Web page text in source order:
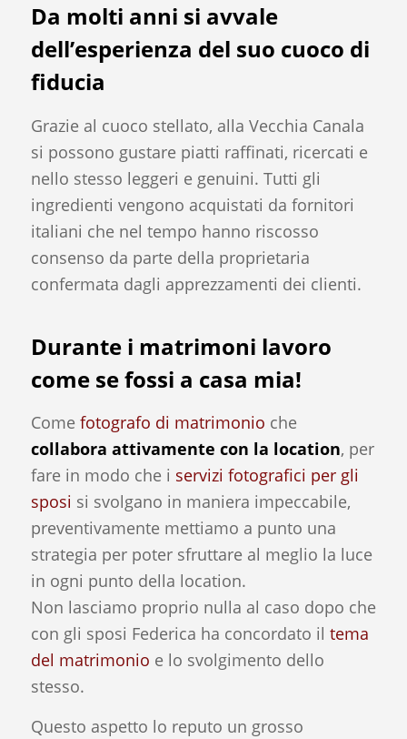
Da molti anni si avvale
dell’esperienza del suo cuoco di
fiducia
Grazie al cuoco stellato, alla Vecchia Canala
si possono gustare piatti raffinati, ricercati e
nello stesso leggeri e genuini. Tutti gli
ingredienti vengono acquistati da fornitori
italiani che nel tempo hanno riscosso
consenso da parte della proprietaria
confermata dagli apprezzamenti dei clienti.
Durante i matrimoni lavoro
come se fossi a casa mia!
Come fotografo di matrimonio che
collabora attivamente con la location, per
fare in modo che i servizi fotografici per gli
sposi si svolgano in maniera impeccabile,
preventivamente mettiamo a punto una
strategia per poter sfruttare al meglio la luce
in ogni punto della location.
Non lasciamo proprio nulla al caso dopo che
con gli sposi Federica ha concordato il tema
del matrimonio e lo svolgimento dello
stesso.
Questo aspetto lo reputo un grosso